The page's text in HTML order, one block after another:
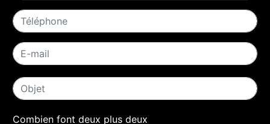
Combien font deux plus deux